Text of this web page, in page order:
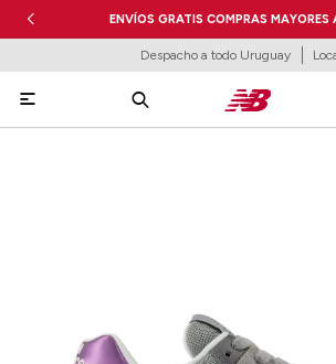
ENVÍOS GRATIS COMPRAS
Despacho a todo Uruguay
